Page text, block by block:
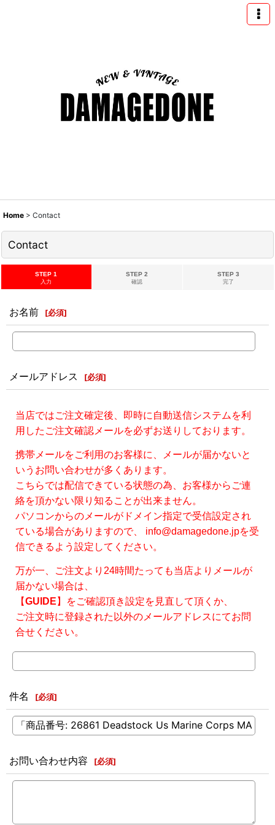
Home > Contact
Contact
STEP 1
入力
STEP 2
確認
STEP 3
完了
お名前 [必須]
メールアドレス [必須]
当店ではご注文確定後、即時に自動送信システムを利
用したご注文確認メールを必ずお送りしております。
携帯メールをご利用のお客様に、メールが届かないと
いうお問い合わせが多くあります。
こちらでは配信できている状態の為、お客様からご連
絡を頂かない限り知ることが出来ません。
パソコンからのメールがドメイン指定で受信設定され
ている場合がありますので、 info@damagedone.jpを受
信できるよう設定してください。
万が一、ご注文より24時間たっても当店よりメールが
届かない場合は、
【GUIDE 】をご確認頂き設定を見直して頂くか、
ご注文時に登録された以外のメールアドレスにてお問
合せください。
件名 [必須]
お問い合わせ内容 [必須]